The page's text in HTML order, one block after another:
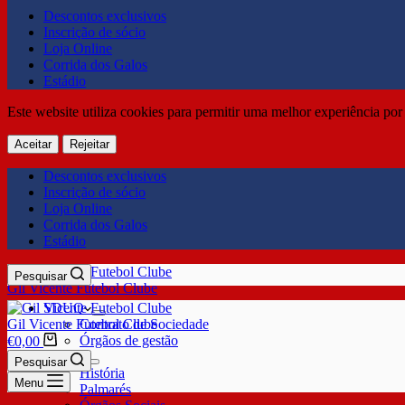
Descontos exclusivos
Inscrição de sócio
Loja Online
Corrida dos Galos
Estádio
Este website utiliza cookies para permitir uma melhor experiência
Aceitar Rejeitar
Descontos exclusivos
Inscrição de sócio
Loja Online
Corrida dos Galos
Estádio
Gil Vicente Futebol Clube
Pesquisar
SDUQ
Contrato de Sociedade
Órgãos de gestão
Clube
História
Palmarés
Gil Vicente Futebol Clube
€0,00
Pesquisar
Menu